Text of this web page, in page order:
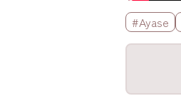
標籤欄
#Ayase